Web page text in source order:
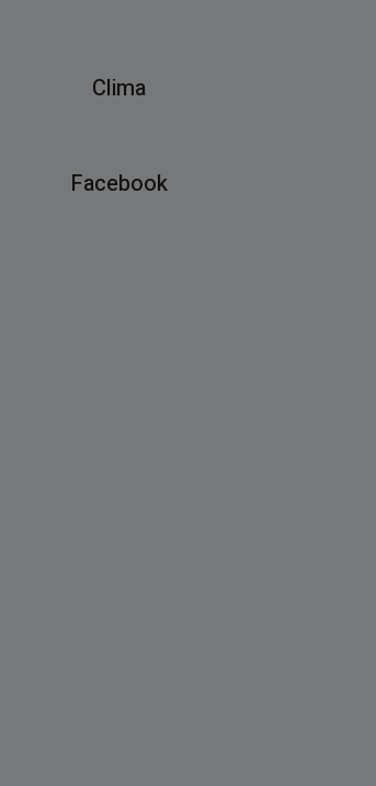
Clima
Facebook